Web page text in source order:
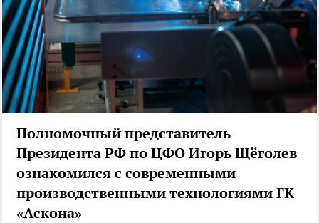
Полномочный представитель
Президента РФ по ЦФО Игорь Щёголев
ознакомился с современными
производственными технологиями ГК
«Аскона»